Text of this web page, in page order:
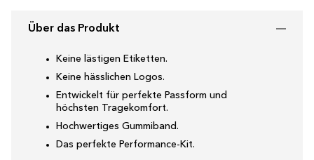
Über das Produkt
Keine lästigen Etiketten.
Keine hässlichen Logos.
Entwickelt für perfekte Passform und
höchsten Tragekomfort.
Hochwertiges Gummiband.
Das perfekte Performance-Kit.